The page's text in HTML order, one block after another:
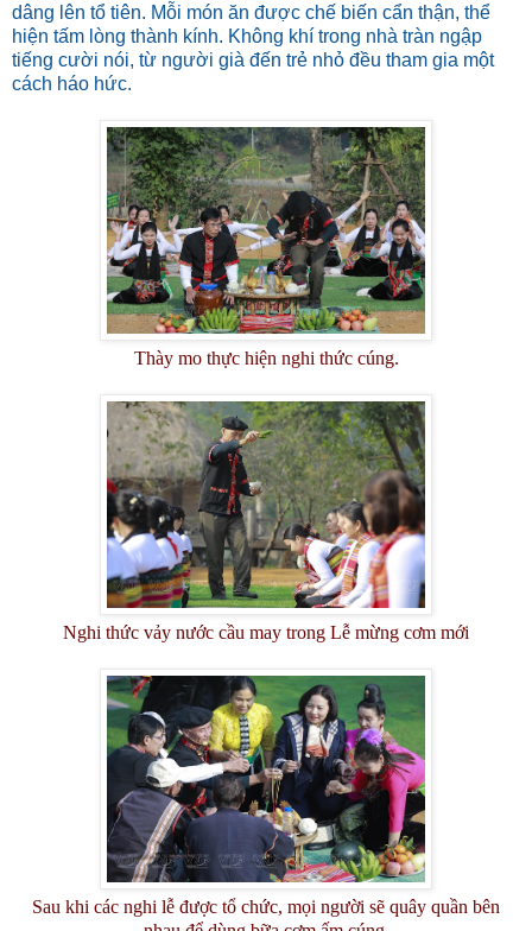
dâng lên tổ tiên. Mỗi món ăn được chế biến cẩn thận, thể
hiện tấm lòng thành kính. Không khí trong nhà tràn ngập
tiếng cười nói, từ người già đến trẻ nhỏ đều tham gia một
cách háo hức.
Thày mo thực hiện nghi thức cúng.
Nghi thức vảy nước cầu may trong Lễ mừng cơm mới
Sau khi các nghi lễ được tổ chức, mọi người sẽ quây quần bên